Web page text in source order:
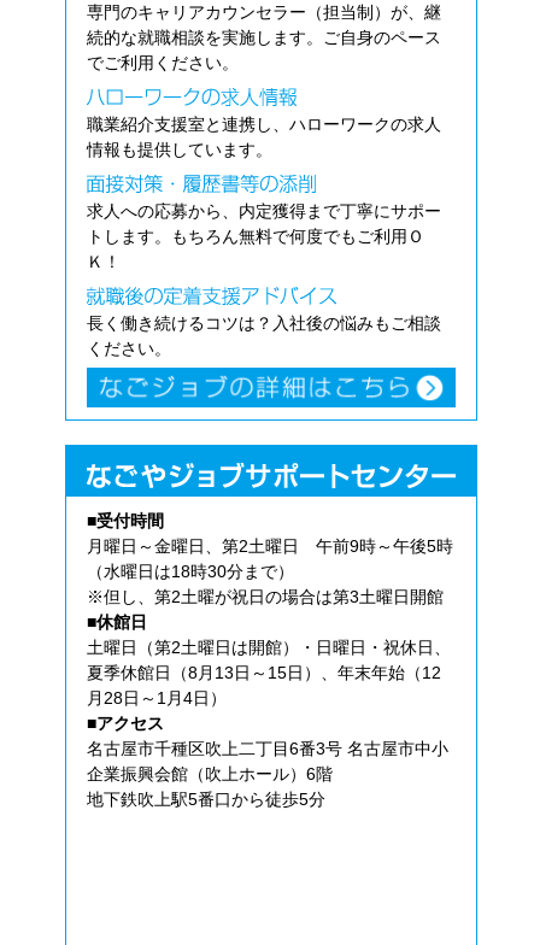
専門のキャリアカウンセラー（担当制）が、継
続的な就職相談を実施します。ご自身のペース
でご利用ください。
職業紹介支援室と連携し、ハローワークの求人
情報も提供しています。
求人への応募から、内定獲得まで丁寧にサポー
トします。もちろん無料で何度でもご利用Ｏ
Ｋ！
長く働き続けるコツは？入社後の悩みもご相談
ください。
■受付時間
月曜日～金曜日、第2土曜日 午前9時～午後5時
（水曜日は18時30分まで）
※但し、第2土曜が祝日の場合は第3土曜日開館
■休館日
土曜日（第2土曜日は開館）・日曜日・祝休日、
夏季休館日（8月13日～15日）、年末年始（12
月28日～1月4日）
■アクセス
名古屋市千種区吹上二丁目6番3号 名古屋市中小
企業振興会館（吹上ホール）6階
地下鉄吹上駅5番口から徒歩5分